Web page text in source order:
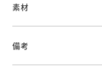
素材
備考